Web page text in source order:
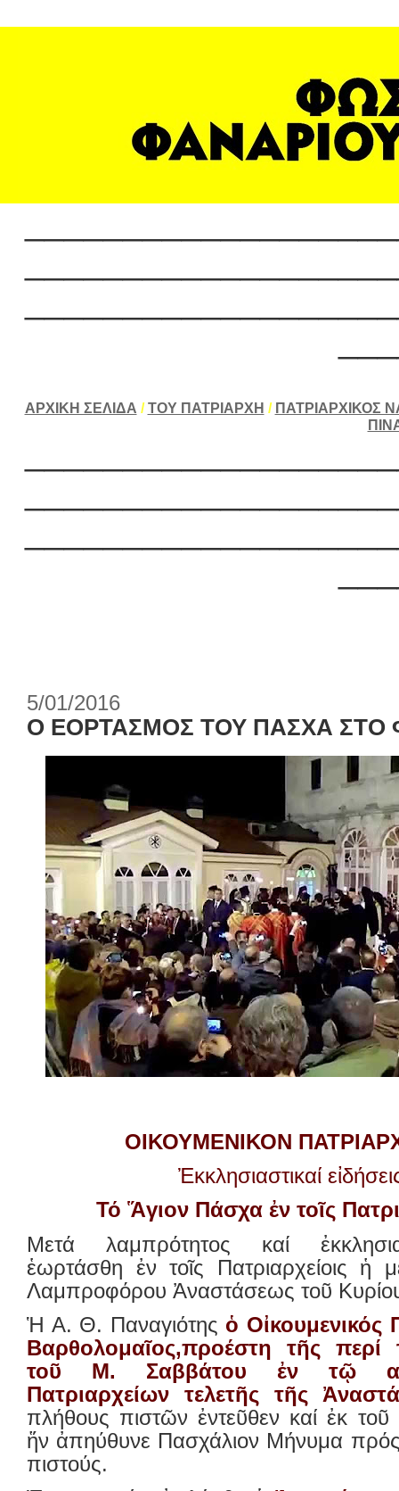
ΑΡΧΙΚΗ ΣΕΛΙΔΑ /ΤΟΥ ΠΑΤΡΙΑΡΧΗ / ΠΑΤΡΙΑΡΧΙΚΟΣ
5/01/2016
Ο ΕΟΡΤΑΣΜΟΣ ΤΟΥ ΠΑΣΧΑ ΣΤΟ
ΟΙΚΟΥΜΕΝΙΚΟΝ
Ἐκκλησιαστικαί
Τό Ἅγιον Πάσχα ἐν τοῖς
Μετά λαμπρότητος καί
ἑωρτάσθη ἐν τοῖς Πατριαρχείοις ἡ
Λαμπροφόρου Ἀναστάσεως τοῦ
Ἡ Α. Θ. Παναγιότης ὁ Οἰκουμενικός
Βαρθολομαῖος,προέστη τῆς περί
τοῦ Μ. Σαββάτου ἐν τῷ
Πατριαρχείων τελετῆς τῆς
πλήθους πιστῶν ἐντεῦθεν καί ἐκ τοῦ
ἥν ἀπηύθυνε Πασχάλιον Μήνυμα
πιστούς.